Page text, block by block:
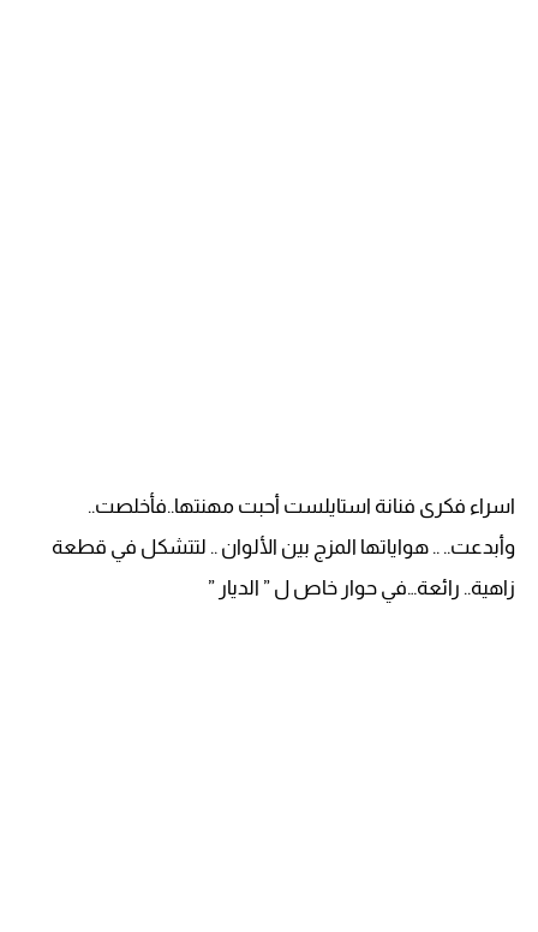
اسراء فكرى فنانة استايلست أحبت مهنتها..فأخلصت..
وأبدعت.. .. هواياتها المزج بين الألوان .. لتتشكل في قطعة
زاهية.. رائعة…في حوار خاص ل ” الديار ”